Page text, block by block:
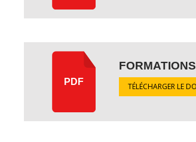
PDF TÉLÉCHARGER LE